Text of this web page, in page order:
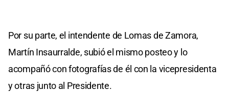
Por su parte, el intendente de Lomas de Zamora,
Martín Insaurralde, subió el mismo posteo y lo
acompañó con fotografías de él con la vicepresidenta
y otras junto al Presidente.